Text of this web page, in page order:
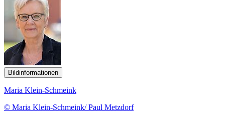
Bildinformationen
Maria Klein-Schmeink
© Maria Klein-Schmeink/ Paul Metzdorf